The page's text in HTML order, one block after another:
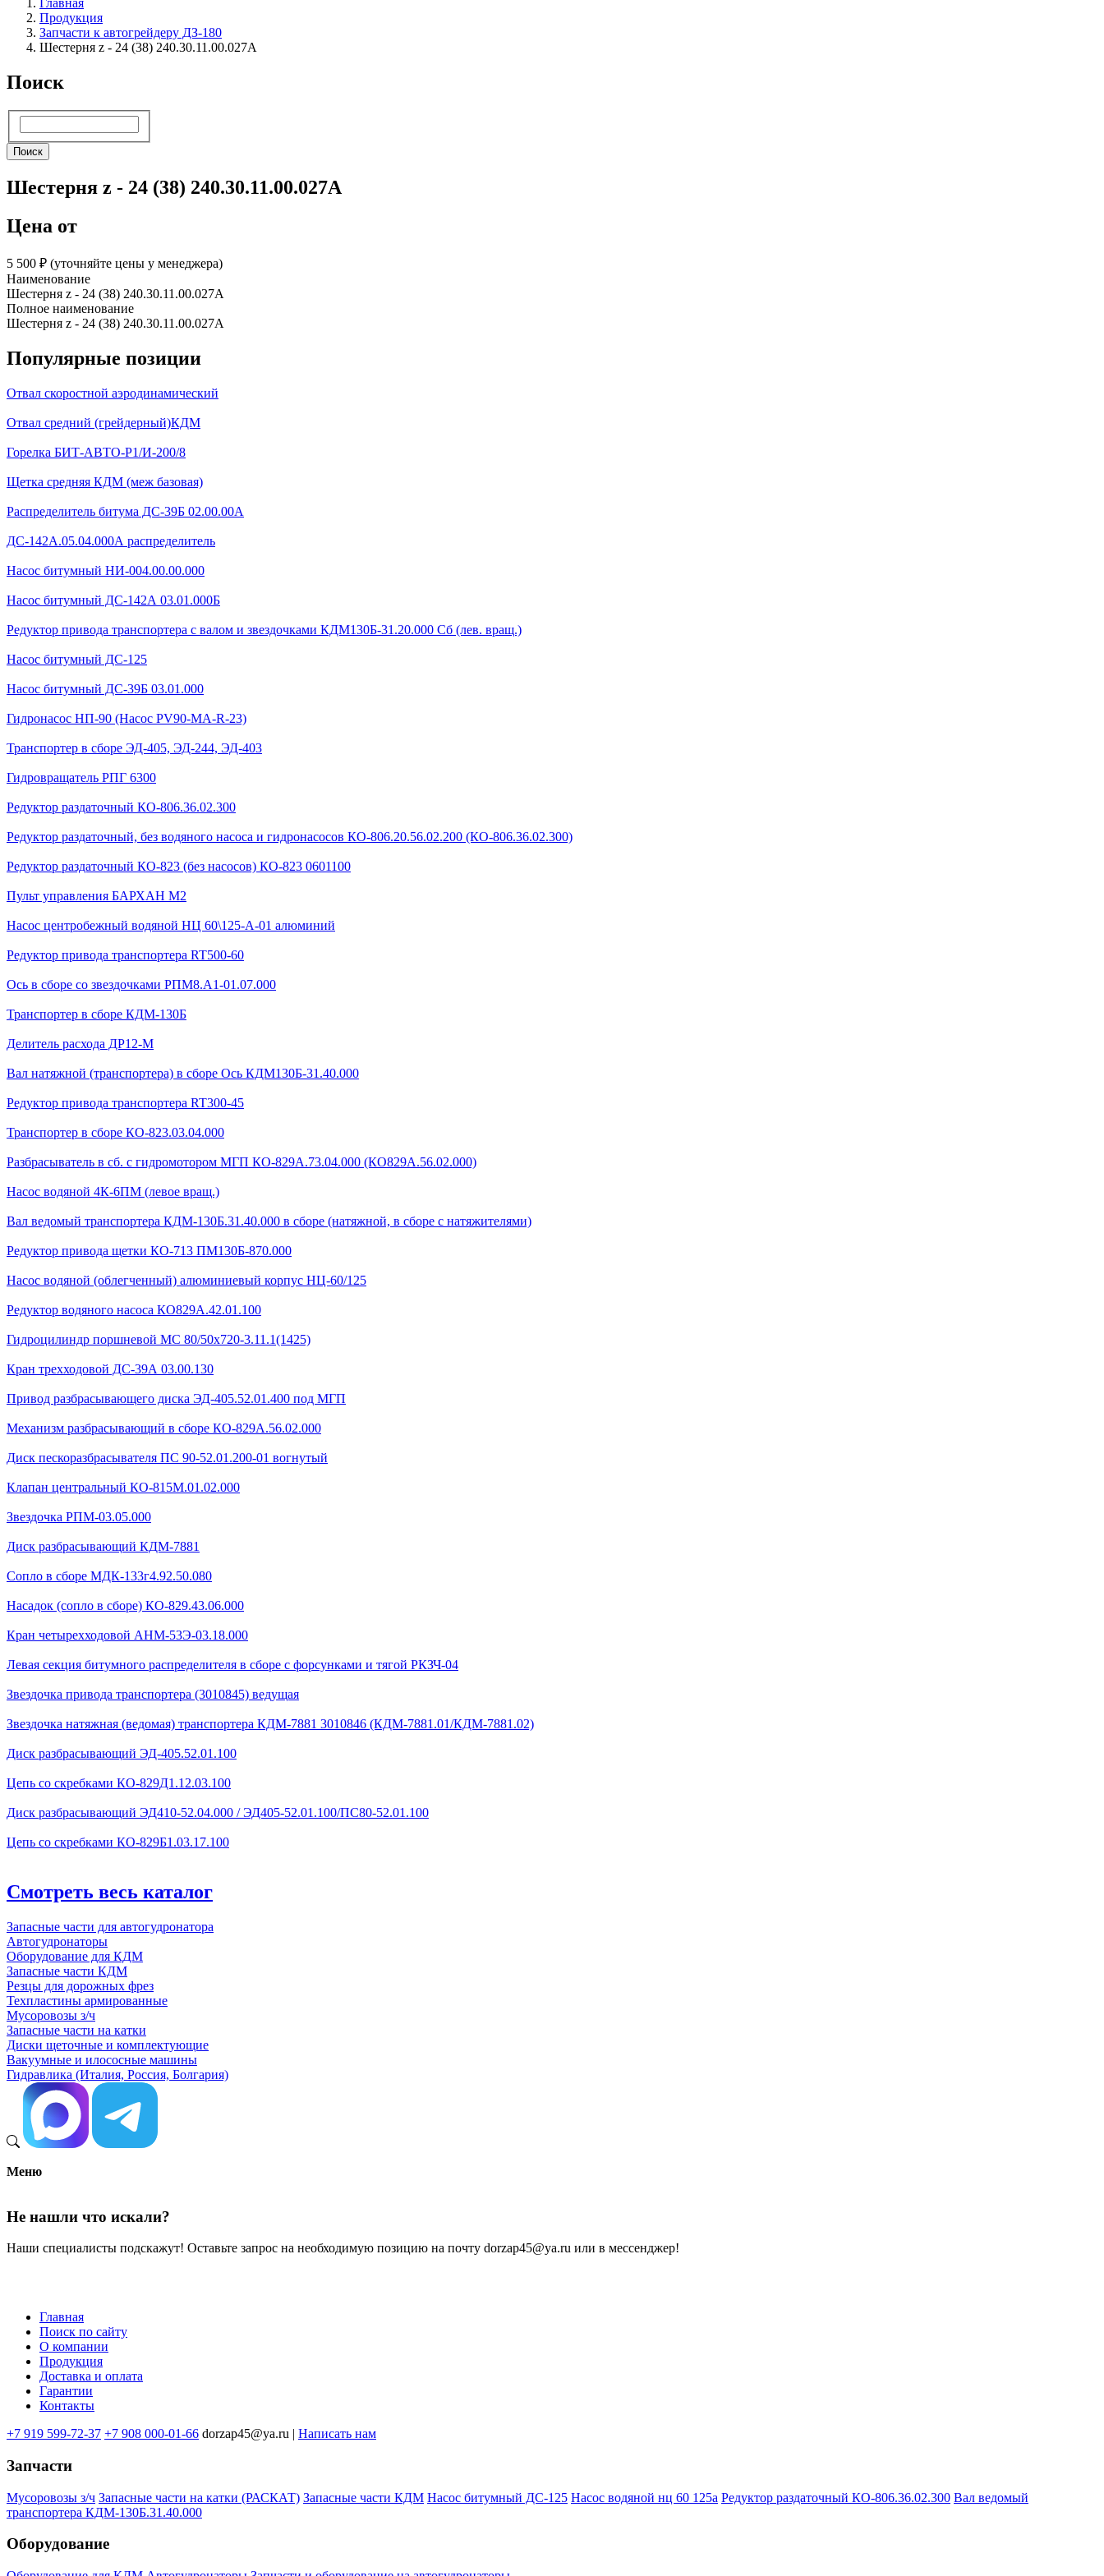
Главная
Продукция
Запчасти к автогрейдеру ДЗ-180
Шестерня z - 24 (38) 240.30.11.00.027А
Поиск
Поиск
Шестерня z - 24 (38) 240.30.11.00.027А
Цена от
5 500 ₽︁ (уточняйте цены у менеджера)
Наименование
Шестерня z - 24 (38) 240.30.11.00.027А
Полное наименование
Шестерня z - 24 (38) 240.30.11.00.027А
Популярные позиции
Отвал скоростной аэродинамический
Отвал средний (грейдерный)КДМ
Горелка БИТ-АВТО-Р1/И-200/8
Щетка средняя КДМ (меж базовая)
Распределитель битума ДС-39Б 02.00.00А
ДС-142А.05.04.000А распределитель
Насос битумный НИ-004.00.00.000
Насос битумный ДС-142А 03.01.000Б
Редуктор привода транспортера с валом и звездочками КДМ130Б-31.20.000 Сб (лев. вращ.)
Насос битумный ДС-125
Насос битумный ДС-39Б 03.01.000
Гидронасос НП-90 (Насос PV90-MA-R-23)
Транспортер в сборе ЭД-405, ЭД-244, ЭД-403
Гидровращатель РПГ 6300
Редуктор раздаточный КО-806.36.02.300
Редуктор раздаточный, без водяного насоса и гидронасосов КО-806.20.56.02.200 (КО-806.36.02.300)
Редуктор раздаточный КО-823 (без насосов) КО-823 0601100
Пульт управления БАРХАН М2
Насос центробежный водяной НЦ 60\125-А-01 алюминий
Редуктор привода транспортера RT500-60
Ось в сборе со звездочками РПМ8.А1-01.07.000
Транспортер в сборе КДМ-130Б
Делитель расхода ДР12-М
Вал натяжной (транспортера) в сборе Ось КДМ130Б-31.40.000
Редуктор привода транспортера RT300-45
Транспортер в сборе КО-823.03.04.000
Разбрасыватель в сб. с гидромотором МГП КО-829А.73.04.000 (КО829А.56.02.000)
Насос водяной 4К-6ПМ (левое вращ.)
Вал ведомый транспортера КДМ-130Б.31.40.000 в сборе (натяжной, в сборе с натяжителями)
Редуктор привода щетки КО-713 ПМ130Б-870.000
Насос водяной (облегченный) алюминиевый корпус НЦ-60/125
Редуктор водяного насоса КО829А.42.01.100
Гидроцилиндр поршневой МС 80/50х720-3.11.1(1425)
Кран трехходовой ДС-39А 03.00.130
Привод разбрасывающего диска ЭД-405.52.01.400 под МГП
Механизм разбрасывающий в сборе КО-829А.56.02.000
Диск пескоразбрасывателя ПС 90-52.01.200-01 вогнутый
Клапан центральный КО-815М.01.02.000
Звездочка РПМ-03.05.000
Диск разбрасывающий КДМ-7881
Сопло в сборе МДК-133г4.92.50.080
Насадок (сопло в сборе) КО-829.43.06.000
Кран четырехходовой AHМ-53Э-03.18.000
Левая секция битумного распределителя в сборе с форсунками и тягой РКЗЧ-04
Звездочка привода транспортера (3010845) ведущая
Звездочка натяжная (ведомая) транспортера КДМ-7881 3010846 (КДМ-7881.01/КДМ-7881.02)
Диск разбрасывающий ЭД-405.52.01.100
Цепь со скребками КО-829Д1.12.03.100
Диск разбрасывающий ЭД410-52.04.000 / ЭД405-52.01.100/ПС80-52.01.100
Цепь со скребками КО-829Б1.03.17.100
Смотреть весь каталог
Запасные части для автогудронатора
Автогудронаторы
Оборудование для КДМ
Запасные части КДМ
Резцы для дорожных фрез
Техпластины армированные
Мусоровозы з/ч
Запасные части на катки
Диски щеточные и комплектующие
Вакуумные и илососные машины
Гидравлика (Италия, Россия, Болгария)
Меню
Не нашли что искали?
Наши специалисты подскажут! Оставьте запрос на необходимую позицию на почту dorzap45@ya.ru или в мессенджер!
Меню
подвале
Главная
Поиск по сайту
О компании
Продукция
Доставка и оплата
Гарантии
Контакты
+7 919 599-72-37 +7 908 000-01-66 dorzap45@ya.ru | Написать нам
Запчасти
Мусоровозы з/ч Запасные части на катки (РАСКАТ) Запасные части КДМ Насос битумный ДС-125 Насос водяной нц 60 125а Редуктор раздаточный КО-806.36.02.300 Вал ведомый
транспортера КДМ-130Б.31.40.000
Оборудование